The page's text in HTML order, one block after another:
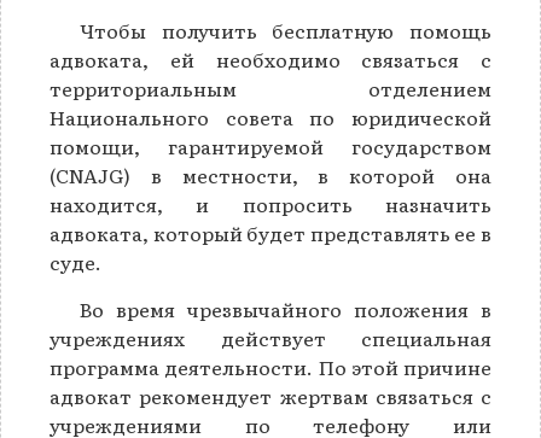
Чтобы получить бесплатную помощь
адвоката, ей необходимо связаться с
территориальным отделением
Национального совета по юридической
помощи, гарантируемой государством
(CNAJG) в местности, в которой она
находится, и попросить назначить
адвоката, который будет представлять ее в
суде.
Во время чрезвычайного положения в
учреждениях действует специальная
программа деятельности. По этой причине
адвокат рекомендует жертвам связаться с
учреждениями по телефону или